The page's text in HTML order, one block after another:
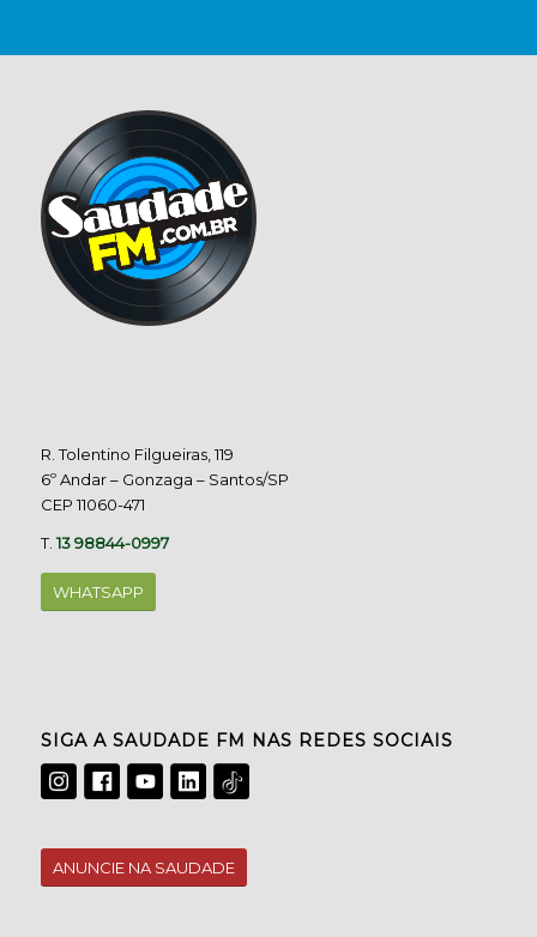
R. Tolentino Filgueiras, 119
6º Andar – Gonzaga – Santos/SP
CEP 11060-471
T.13 98844-0997
WHATSAPP
SIGA A SAUDADE FM NAS REDES SOCIAIS
ANUNCIE NA SAUDADE